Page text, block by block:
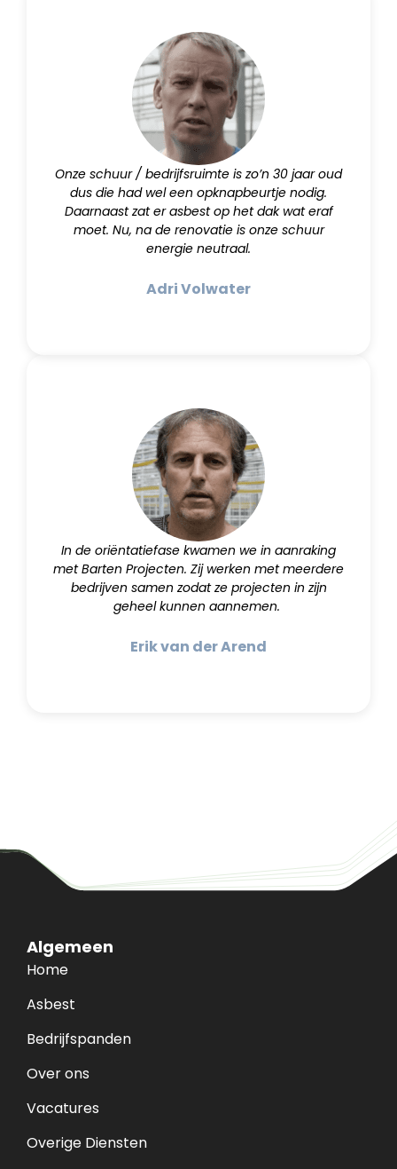
Onze schuur / bedrijfsruimte is zo’n 30 jaar oud
dus die had wel een opknapbeurtje nodig.
Daarnaast zat er asbest op het dak wat eraf
moet. Nu, na de renovatie is onze schuur
energie neutraal.
Adri Volwater
In de oriëntatiefase kwamen we in aanraking
met Barten Projecten. Zij werken met meerdere
bedrijven samen zodat ze projecten in zijn
geheel kunnen aannemen.
Erik van der Arend
Algemeen
Home
Asbest
Bedrijfspanden
Over ons
Vacatures
Overige Diensten